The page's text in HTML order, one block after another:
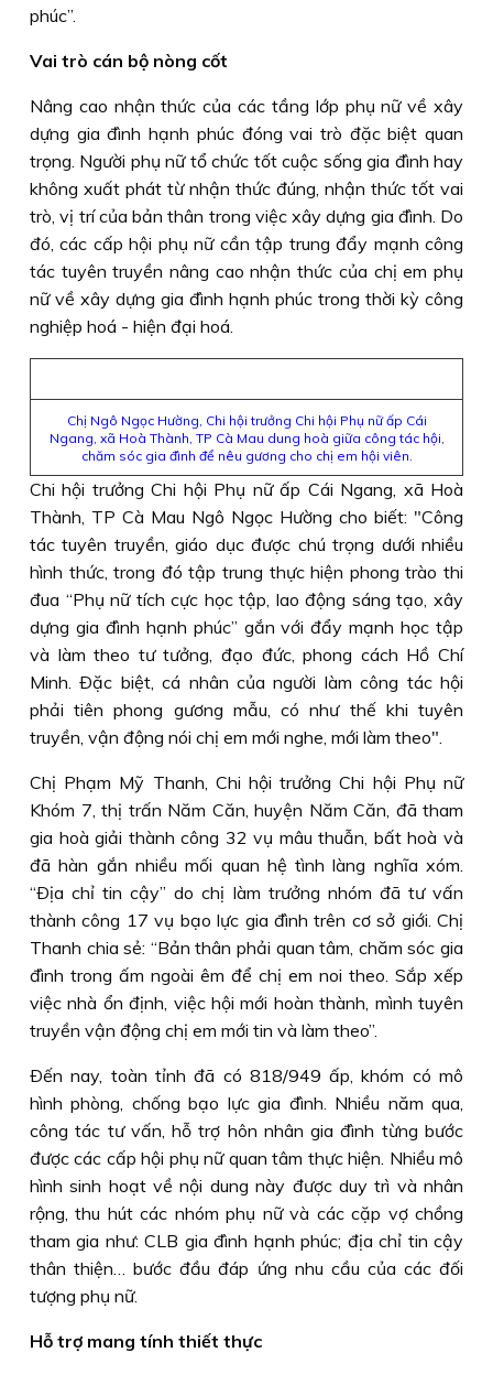
phúc”.
Vai trò cán bộ nòng cốt
Nâng cao nhận thức của các tầng lớp phụ nữ về xây
dựng gia đình hạnh phúc đóng vai trò đặc biệt quan
trọng. Người phụ nữ tổ chức tốt cuộc sống gia đình hay
không xuất phát từ nhận thức đúng, nhận thức tốt vai
trò, vị trí của bản thân trong việc xây dựng gia đình. Do
đó, các cấp hội phụ nữ cần tập trung đẩy mạnh công
tác tuyên truyền nâng cao nhận thức của chị em phụ
nữ về xây dựng gia đình hạnh phúc trong thời kỳ công
nghiệp hoá - hiện đại hoá.
Chị Ngô Ngọc Hường, Chi hội trưởng Chi hội Phụ nữ ấp Cái
Ngang, xã Hoà Thành, TP Cà Mau dung hoà giữa công tác hội,
chăm sóc gia đình để nêu gương cho chị em hội viên.
Chi hội trưởng Chi hội Phụ nữ ấp Cái Ngang, xã Hoà
Thành, TP Cà Mau Ngô Ngọc Hường cho biết: "Công
tác tuyên truyền, giáo dục được chú trọng dưới nhiều
hình thức, trong đó tập trung thực hiện phong trào thi
đua “Phụ nữ tích cực học tập, lao động sáng tạo, xây
dựng gia đình hạnh phúc” gắn với đẩy mạnh học tập
và làm theo tư tưởng, đạo đức, phong cách Hồ Chí
Minh. Ðặc biệt, cá nhân của người làm công tác hội
phải tiên phong gương mẫu, có như thế khi tuyên
truyền, vận động nói chị em mới nghe, mới làm theo".
Chị Phạm Mỹ Thanh, Chi hội trưởng Chi hội Phụ nữ
Khóm 7, thị trấn Năm Căn, huyện Năm Căn, đã tham
gia hoà giải thành công 32 vụ mâu thuẫn, bất hoà và
đã hàn gắn nhiều mối quan hệ tình làng nghĩa xóm.
“Ðịa chỉ tin cậy” do chị làm trưởng nhóm đã tư vấn
thành công 17 vụ bạo lực gia đình trên cơ sở giới. Chị
Thanh chia sẻ: “Bản thân phải quan tâm, chăm sóc gia
đình trong ấm ngoài êm để chị em noi theo. Sắp xếp
việc nhà ổn định, việc hội mới hoàn thành, mình tuyên
truyền vận động chị em mới tin và làm theo”.
Ðến nay, toàn tỉnh đã có 818/949 ấp, khóm có mô
hình phòng, chống bạo lực gia đình. Nhiều năm qua,
công tác tư vấn, hỗ trợ hôn nhân gia đình từng bước
được các cấp hội phụ nữ quan tâm thực hiện. Nhiều mô
hình sinh hoạt về nội dung này được duy trì và nhân
rộng, thu hút các nhóm phụ nữ và các cặp vợ chồng
tham gia như: CLB gia đình hạnh phúc; địa chỉ tin cậy
thân thiện… bước đầu đáp ứng nhu cầu của các đối
tượng phụ nữ.
Hỗ trợ mang tính thiết thực